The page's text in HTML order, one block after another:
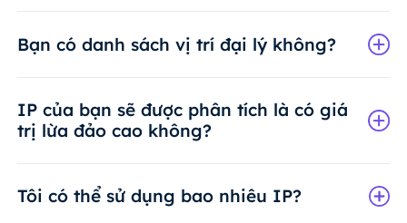
Bạn có danh sách vị trí đại lý không?
IP của bạn sẽ được phân tích là có giá
trị lừa đảo cao không?
Tôi có thể sử dụng bao nhiêu IP?